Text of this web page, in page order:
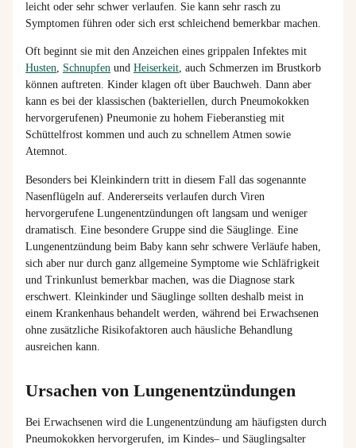
leicht oder sehr schwer verlaufen. Sie kann sehr rasch zu
Symptomen führen oder sich erst schleichend bemerkbar machen.
Oft beginnt sie mit den Anzeichen eines grippalen Infektes mit
Husten, Schnupfen und Heiserkeit, auch Schmerzen im Brustkorb
können auftreten. Kinder klagen oft über Bauchweh. Dann aber
kann es bei der klassischen (bakteriellen, durch Pneumokokken
hervorgerufenen) Pneumonie zu hohem Fieberanstieg mit
Schüttelfrost kommen und auch zu schnellem Atmen sowie
Atemnot.
Besonders bei Kleinkindern tritt in diesem Fall das sogenannte
Nasenflügeln auf. Andererseits verlaufen durch Viren
hervorgerufene Lungenentzündungen oft langsam und weniger
dramatisch. Eine besondere Gruppe sind die Säuglinge. Eine
Lungenentzündung beim Baby kann sehr schwere Verläufe haben,
sich aber nur durch ganz allgemeine Symptome wie Schläfrigkeit
und Trinkunlust bemerkbar machen, was die Diagnose stark
erschwert. Kleinkinder und Säuglinge sollten deshalb meist in
einem Krankenhaus behandelt werden, während bei Erwachsenen
ohne zusätzliche Risikofaktoren auch häusliche Behandlung
ausreichen kann.
Ursachen von Lungenentzündungen
Bei Erwachsenen wird die Lungenentzündung am häufigsten durch
Pneumokokken hervorgerufen im Kindes– und Säuglingsalter